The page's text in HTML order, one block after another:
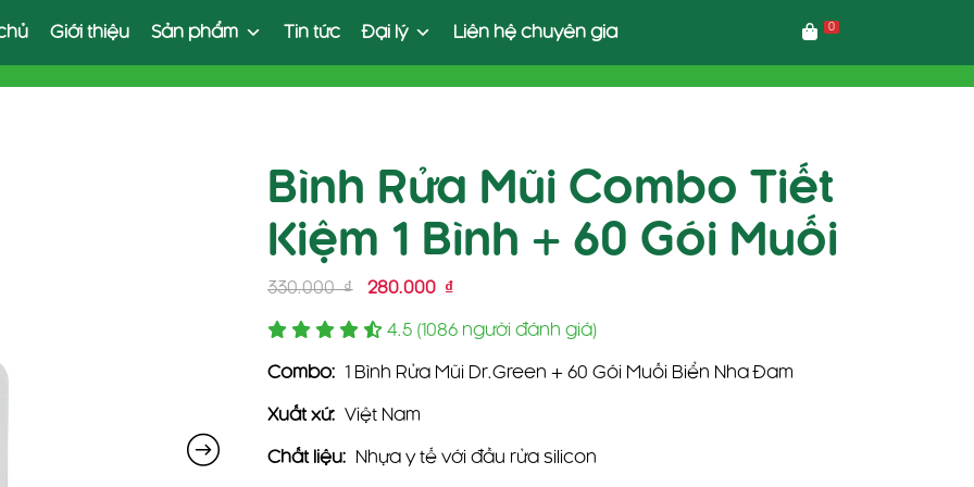
Giới thiệu Sản phẩm Tin tức Đại lý Liên hệ chuyên gia 0
Bình Rửa Mũi Combo Tiết
Kiệm 1 Bình + 60 Gói Muối
330.000₫
Giá
là:
330.000 ₫.
280.000 ₫Giá
tại
là:
4.5 (1086 người đánh giá)
Combo: 1 Bình Rửa Mũi Dr.Green + 60 Gói Muối Biển Nha Đam
Xuất xứ: Việt Nam
Chất liệu: Nhựa y tế với đầu rửa silicon